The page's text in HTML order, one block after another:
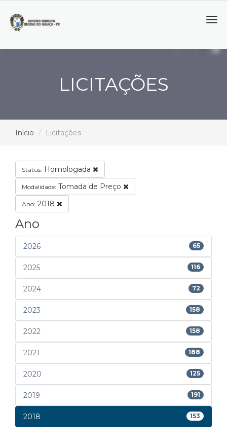
LICITAÇÕES
Início Licitações
Status: Homologada
Modalidade: Tomada de Preço
Ano: 2018
Ano
2026 65
2025 116
2024 72
2023 158
2022 158
2021 188
2020 125
2019 191
2018 153